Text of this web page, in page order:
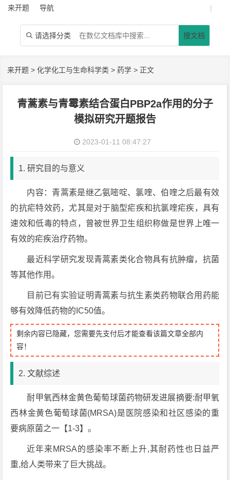
来开题 导航 |
 请选择分类 搜文档
来开题 >化学化工与生命科学类 > 药学 > 正文
青蒿素与青霉素结合蛋白PBP2a作用的分子
模拟研究开题报告
2023-01-11 08:47:27
1. 研究目的与意义
内容：青蒿素是继乙氨嘧啶、氯喹、伯喹之后最有效
的抗疟特效药，尤其是对于脑型疟疾和抗氯喹疟疾，具有
速效和低毒的特点，曾被世界卫生组织称做是世界上唯一
有效的疟疾治疗药物。
最近科学研究发现青蒿素类化合物具有抗肿瘤，抗菌
等其他作用。
目前已有实验证明青蒿素与抗生素类药物联合用药能
够有效降低药物的IC50值。
剩余内容已隐藏，您需要先支付后才能查看该篇文章全部内
容！
2. 文献综述
耐甲氧西林金黄色葡萄球菌药物研发进展摘要:耐甲氧
西林金黄色葡萄球菌(MRSA)是医院感染和社区感染的重
要病原菌之一【1-3】。
近年来MRSA的感染率不断上升,其耐药性也日益严
重,给人类带来了巨大挑战。